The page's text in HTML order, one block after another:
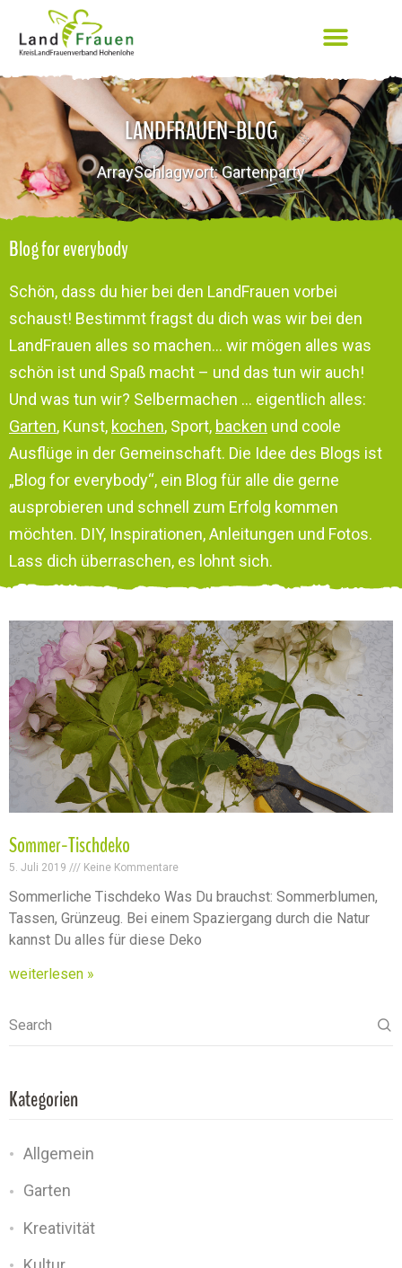
LANDFRAUEN-BLOG
ArraySchlagwort: Gartenparty
Blog for everybody
Schön, dass du hier bei den LandFrauen vorbei
schaust! Bestimmt fragst du dich was wir bei den
LandFrauen alles so machen… wir mögen alles was
schön ist und Spaß macht – und das tun wir auch!
Und was tun wir? Selbermachen … eigentlich alles:
Garten, Kunst, kochen, Sport, backen und coole
Ausflüge in der Gemeinschaft. Die Idee des Blogs ist
„Blog for everybody“, ein Blog für alle die gerne
ausprobieren und schnell zum Erfolg kommen
möchten. DIY, Inspirationen, Anleitungen und Fotos.
Lass dich überraschen, es lohnt sich.
Sommer-Tischdeko
5. Juli 2019 Keine Kommentare
Sommerliche Tischdeko Was Du brauchst: Sommerblumen,
Tassen, Grünzeug. Bei einem Spaziergang durch die Natur
kannst Du alles für diese Deko
weiterlesen »
Search
Kategorien
Allgemein
Garten
Kreativität